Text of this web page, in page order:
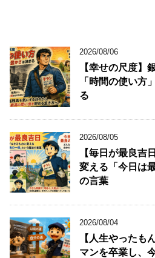
2026/08/06
【幸せの尺度】
「時間の使い方
る
2026/08/05
【毎日が最良吉
変える「今日は
の言葉
2026/08/04
【人生やったも
マンを卒業し、